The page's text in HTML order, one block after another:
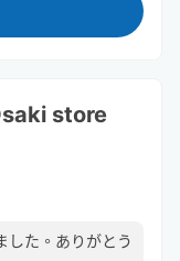
store
した。ありがとう